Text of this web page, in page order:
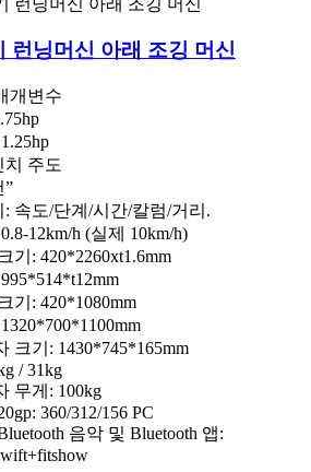
런닝머신 아래 조깅 머신
개변수
치 주도
”
: 속도/단계/시간/칼럼/거리.
12km/h (실제 10km/h)
기: 420*2260xt1.6mm
기: 420*1080mm
크기: 1430*745*165mm
/ 31kg
무게: 100kg
360/312/156 PC
음악 및 Bluetooth 앱: